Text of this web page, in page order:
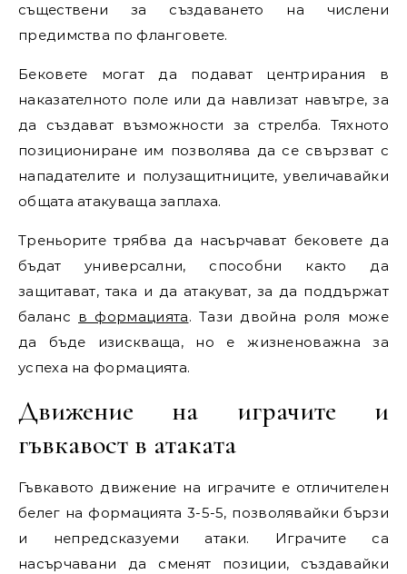
съществени за създаването на числени
предимства по фланговете.
Бековете могат да подават центрирания в
наказателното поле или да навлизат навътре, за
да създават възможности за стрелба. Тяхното
позициониране им позволява да се свързват с
нападателите и полузащитниците, увеличавайки
общата атакуваща заплаха.
Треньорите трябва да насърчават бековете да
бъдат универсални, способни както да
защитават, така и да атакуват, за да поддържат
баланс в формацията. Тази двойна роля може
да бъде изискваща, но е жизненоважна за
успеха на формацията.
Движение на играчите и
гъвкавост в атаката
Гъвкавото движение на играчите е отличителен
белег на формацията 3-5-5, позволявайки бързи
и непредсказуеми атаки. Играчите са
насърчавани да сменят позиции, създавайки